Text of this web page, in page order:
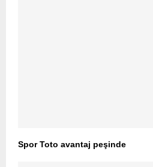
Spor Toto avantaj peşinde